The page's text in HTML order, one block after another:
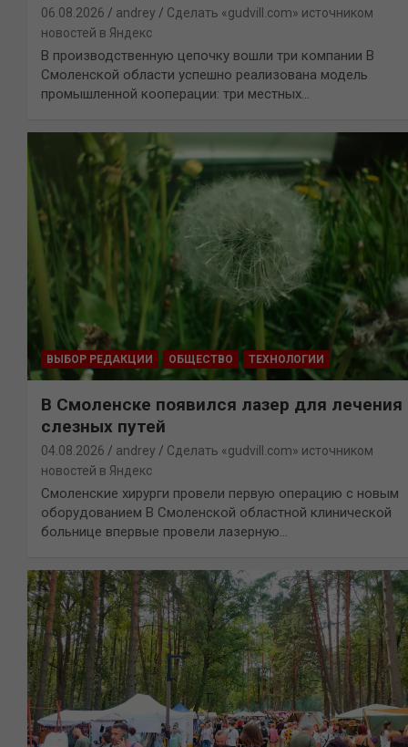
06.08.2026 andrey
Сделать «gudvill.com» источником
новостей в Яндекс
В производственную цепочку вошли три компании В
Смоленской области успешно реализована модель
промышленной кооперации: три местных…
ВЫБОР РЕДАКЦИИ ОБЩЕСТВО ТЕХНОЛОГИИ
В Смоленске появился лазер для лечения
слезных путей
04.08.2026 andrey
Сделать «gudvill.com» источником
новостей в Яндекс
Смоленские хирурги провели первую операцию с новым
оборудованием В Смоленской областной клинической
больнице впервые провели лазерную…